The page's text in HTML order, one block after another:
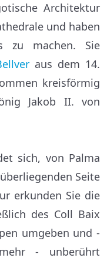
Architektur
und haben
zu machen. Sie
aus dem 14.
kreisförmig
Jakob II. von
sich, von Palma
Seite
erkunden Sie die
des Coll Baix
umgeben und -
- unberührt